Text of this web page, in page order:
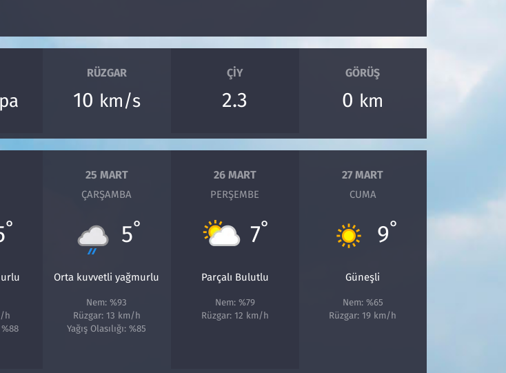
RÜZGAR
10 km/s
ÇIY
2.3
GÖRÜŞ
0 km
°
h
%88
25 MART
ÇARŞAMBA
5°
Orta kuvvetli yağmurlu
Nem: %93
Rüzgar: 13 km/h
Yağış Olasılığı: %85
26 MART
PERŞEMBE
7°
Parçalı Bulutlu
Nem: %79
Rüzgar: 12 km/h
27 MART
CUMA
9°
Güneşli
Nem: %65
Rüzgar: 19 km/h